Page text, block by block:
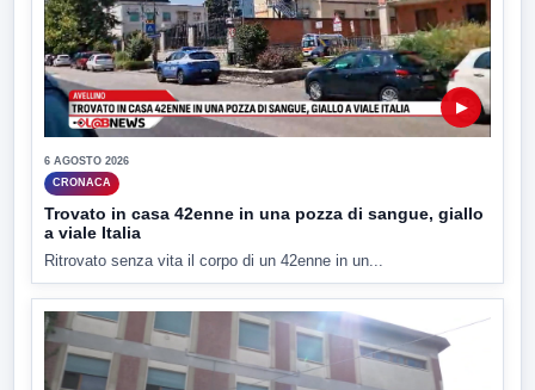
▶
6 AGOSTO 2026
CRONACA
Trovato in casa 42enne in una pozza di sangue, giallo
a viale Italia
Ritrovato senza vita il corpo di un 42enne in un...